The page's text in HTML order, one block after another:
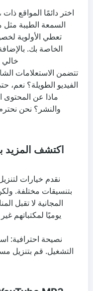
السمعة الطيبة مثل
تعطي الأولوية
خالي
تتضمن الاستعلامات
الفيديو الطويلة؟ نعم،
والنشر؟ نحن
اكتشف المزيد
بتنسيقات مختلفة.
المجانية لا تقبل
نصيحة احترافية:
التشغيل. قم بتنزيل